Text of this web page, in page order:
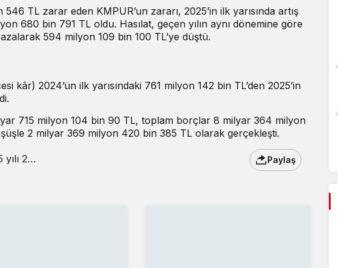
TL zarar eden KMPUR’un zararı, 2025’in ilk yarısında artış
680 bin 791 TL oldu. Hasılat, geçen yılın aynı dönemine göre
594 milyon 109 bin 100 TL’ye düştü.
kâr) 2024’ün ilk yarısındaki 761 milyon 142 bin TL’den 2025’in
715 milyon 104 bin 90 TL, toplam borçlar 8 milyar 364 milyon
2 milyar 369 milyon 420 bin 385 TL olarak gerçekleşti.
Paylaş